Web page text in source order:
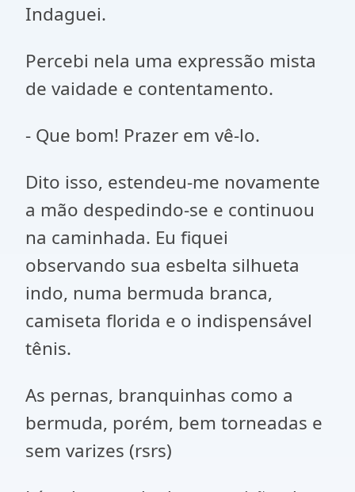
Indaguei.
Percebi nela uma expressão mista
de vaidade e contentamento.
- Que bom! Prazer em vê-lo.
Dito isso, estendeu-me novamente
a mão despedindo-se e continuou
na caminhada. Eu fiquei
observando sua esbelta silhueta
indo, numa bermuda branca,
camiseta florida e o indispensável
tênis.
As pernas, branquinhas como a
bermuda, porém, bem torneadas e
sem varizes (rsrs)